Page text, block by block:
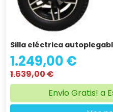
Silla eléctrica
1.249,00 €
1.639,00 €
Envio Gratis! a